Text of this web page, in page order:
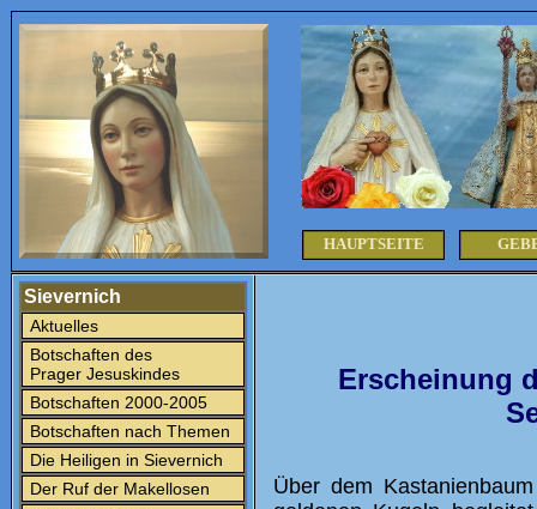
HAUPTSEITE
Sievernich
Aktuelles
Botschaften des
Prager Jesuskindes
Botschaften 2000-2005
Botschaften nach Themen
Die Heiligen in Sievernich
Der Ruf der Makellosen
Erscheinung
Über dem